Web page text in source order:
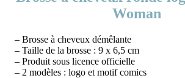
Woman
– Brosse à cheveux démêlante
– Taille de la brosse : 9 x 6,5 cm
– Produit sous licence officielle
– 2 modèles : logo et motif comics